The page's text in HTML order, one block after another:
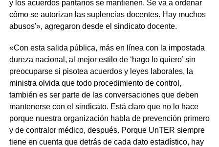
y los acuerdos paritarios se mantienen. Se va a ordenar
cómo se autorizan las suplencias docentes. Hay muchos
abusos'», agregaron desde el sindicato docente.
«Con esta salida pública, más en línea con la impostada
dureza nacional, al mejor estilo de ‘hago lo quiero’ sin
preocuparse si pisotea acuerdos y leyes laborales, la
ministra olvida que todo procedimiento de control,
también es ser parte de las conversaciones que deben
mantenerse con el sindicato. Está claro que no lo hace
porque nuestra organización habla de prevención primero
y de contralor médico, después. Porque UnTER siempre
tiene en cuenta que detrás de cada dato estadístico, hay